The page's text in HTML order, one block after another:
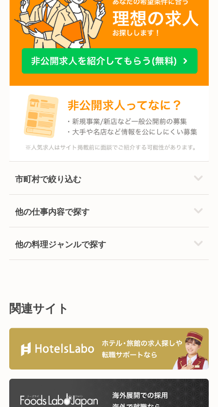
市町村で絞り込む
他の仕事内容で探す
他の料理ジャンルで探す
関連サイト